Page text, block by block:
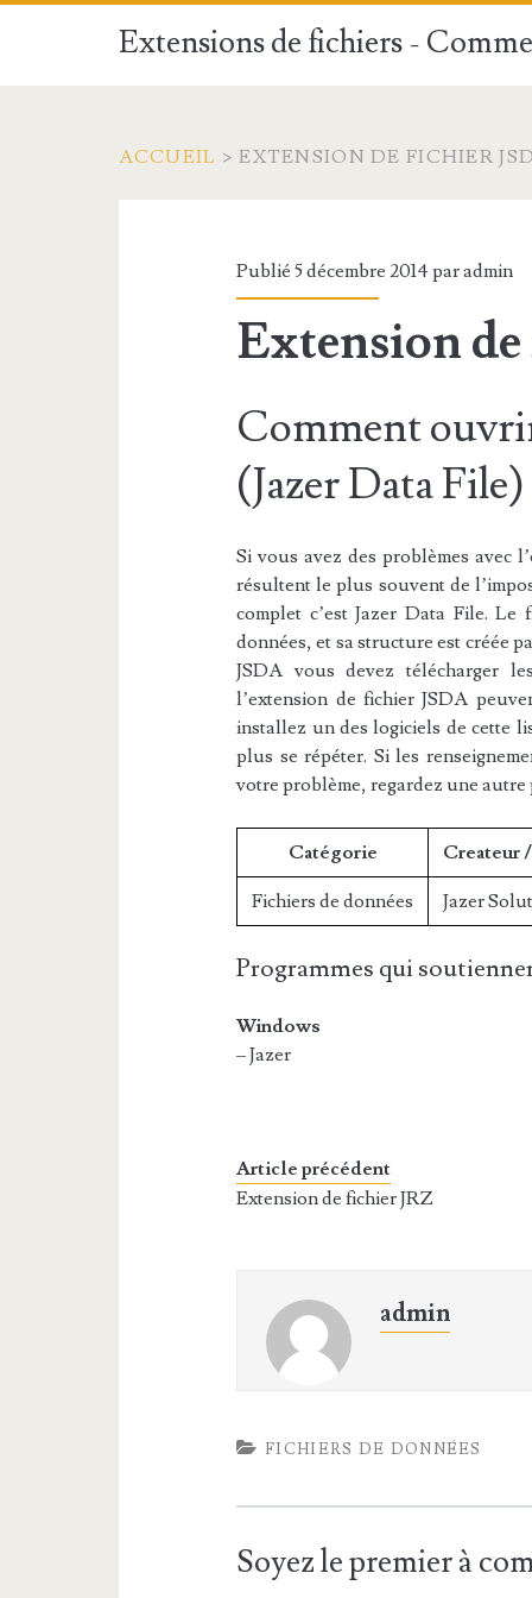
Extensions de fichiers -
ACCUEIL > EXTENSION DE FICHIER
Publié 5 décembre 2014 paradmin
Extension
Comment
(Jazer Data File)
Si vous avez des problèmes avec
résultent le plus souvent de
complet c’est Jazer Data File.
données, et sa structure est créée
JSDA vous devez télécharger
l’extension de fichier JSDA
installez un des logiciels de cette
plus se répéter. Si les
votre problème, regardez une autre
Catégorie Createur
Fichiers de données Jazer
Programmes qui
Windows
– Jazer
Article précédent
Extension de fichier JRZ
admin
FICHIERS DE DONNÉES
Soyez le premier à